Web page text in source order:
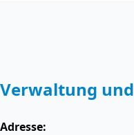
Verwaltung
Adresse: